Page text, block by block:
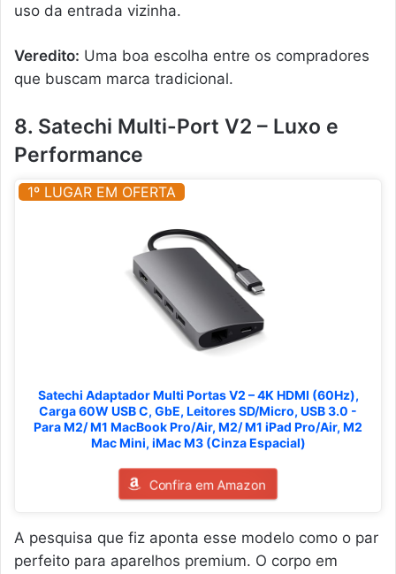
uso da entrada vizinha.
Veredito: Uma boa escolha entre os compradores
que buscam marca tradicional.
8. Satechi Multi-Port V2 – Luxo e
Performance
1º LUGAR EM OFERTA
Satechi Adaptador Multi Portas V2 – 4K HDMI (60Hz),
Carga 60W USB C, GbE, Leitores SD/Micro, USB 3.0 -
Para M2/ M1 MacBook Pro/Air, M2/ M1 iPad Pro/Air, M2
Mac Mini, iMac M3 (Cinza Espacial)
Confira em Amazon
A pesquisa que fiz aponta esse modelo como o par
perfeito para aparelhos premium. O corpo em